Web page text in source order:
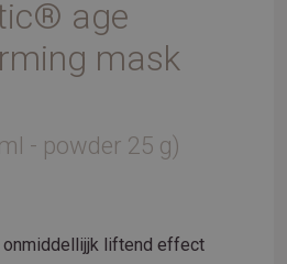
age
mask
- powder 25 g)
onmiddellijjk liftend effect